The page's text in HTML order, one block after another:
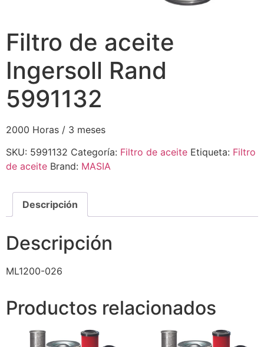
Filtro de aceite
Ingersoll Rand
5991132
2000 Horas / 3 meses
SKU: 5991132 Categoría: Filtro de aceite Etiqueta: Filtro
de aceite Brand: MASIA
Descripción
Descripción
ML1200-026
Productos relacionados